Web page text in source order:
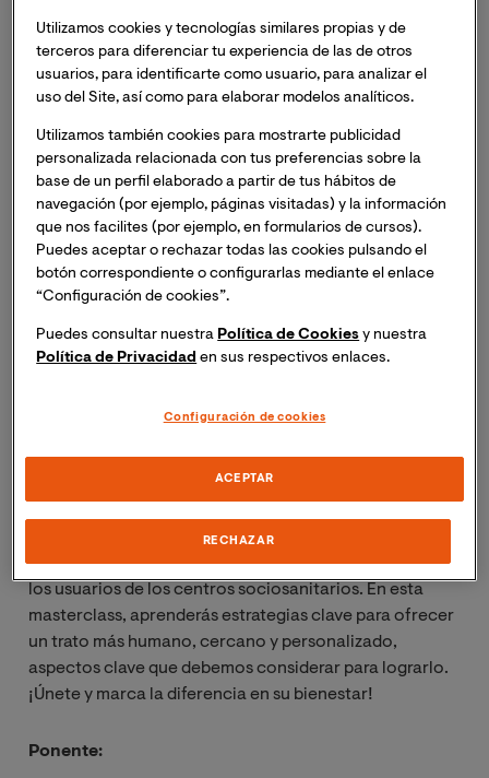
Saludorganiza laMasterclass Online: “La Gestión de
un Centro Sociosanitario desde la Atención
Centrada en la Persona”de la mano del experto Jorge
David Ramos Cabrera.
Si deseas asistir, inscríbete y recibirás un enlace para
acceder a la sesión el mismo día del evento.
¿Qué veremos en esta sesión?
Descubriremos cómo transformar el cuidado de las
Más que un enfoque, la ACP es un compromiso con el
respeto, la dignidad y la individualidad de cada persona
necesidades, gustos y preferencias, creando así un
entorno donde se sientan valorados y comprendidos de
los usuarios de los centros sociosanitarios. En esta
masterclass, aprenderás estrategias clave para ofrecer
un trato más humano, cercano y personalizado,
aspectos clave que debemos considerar para lograrlo.
¡Únete y marca la diferencia en su bienestar!
Ponente:
Utilizamos cookies y tecnologías similares propias y de
terceros para diferenciar tu experiencia de las de otros
usuarios, para identificarte como usuario, para analizar el
uso del Site, así como para elaborar modelos analíticos.
Utilizamos también cookies para mostrarte publicidad
personalizada relacionada con tus preferencias sobre la
base de un perfil elaborado a partir de tus hábitos de
navegación (por ejemplo, páginas visitadas) y la información
que nos facilites (por ejemplo, en formularios de cursos).
Puedes aceptar o rechazar todas las cookies pulsando el
botón correspondiente o configurarlas mediante el enlace
“Configuración de cookies”.
Puedes consultar nuestra Política de Cookies y nuestra
Política de Privacidad en sus respectivos enlaces.
Configuración de cookies
RECHAZAR
ACEPTAR